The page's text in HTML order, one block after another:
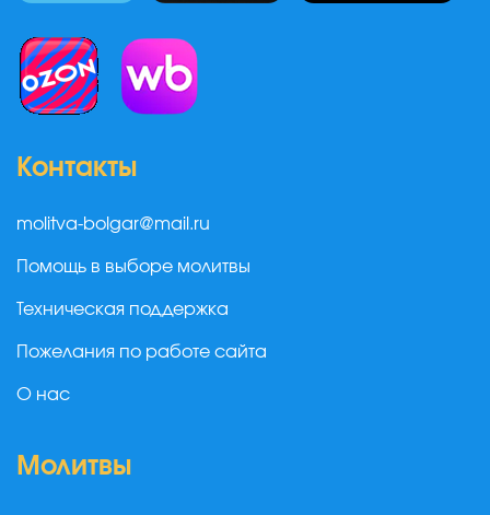
Контакты
molitva-bolgar@mail.ru
Помощь в выборе молитвы
Техническая поддержка
Пожелания по работе сайта
О нас
Молитвы